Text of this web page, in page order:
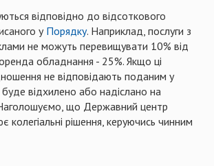
відповідно до відсоткового
у Порядку. Наприклад, послуги з
не можуть перевищувати 10% від
обладнання - 25%. Якщо ці
не відповідають поданим у
буде відхилено або надіслано на
що Державний центр
колегіальні рішення, керуючись чинним